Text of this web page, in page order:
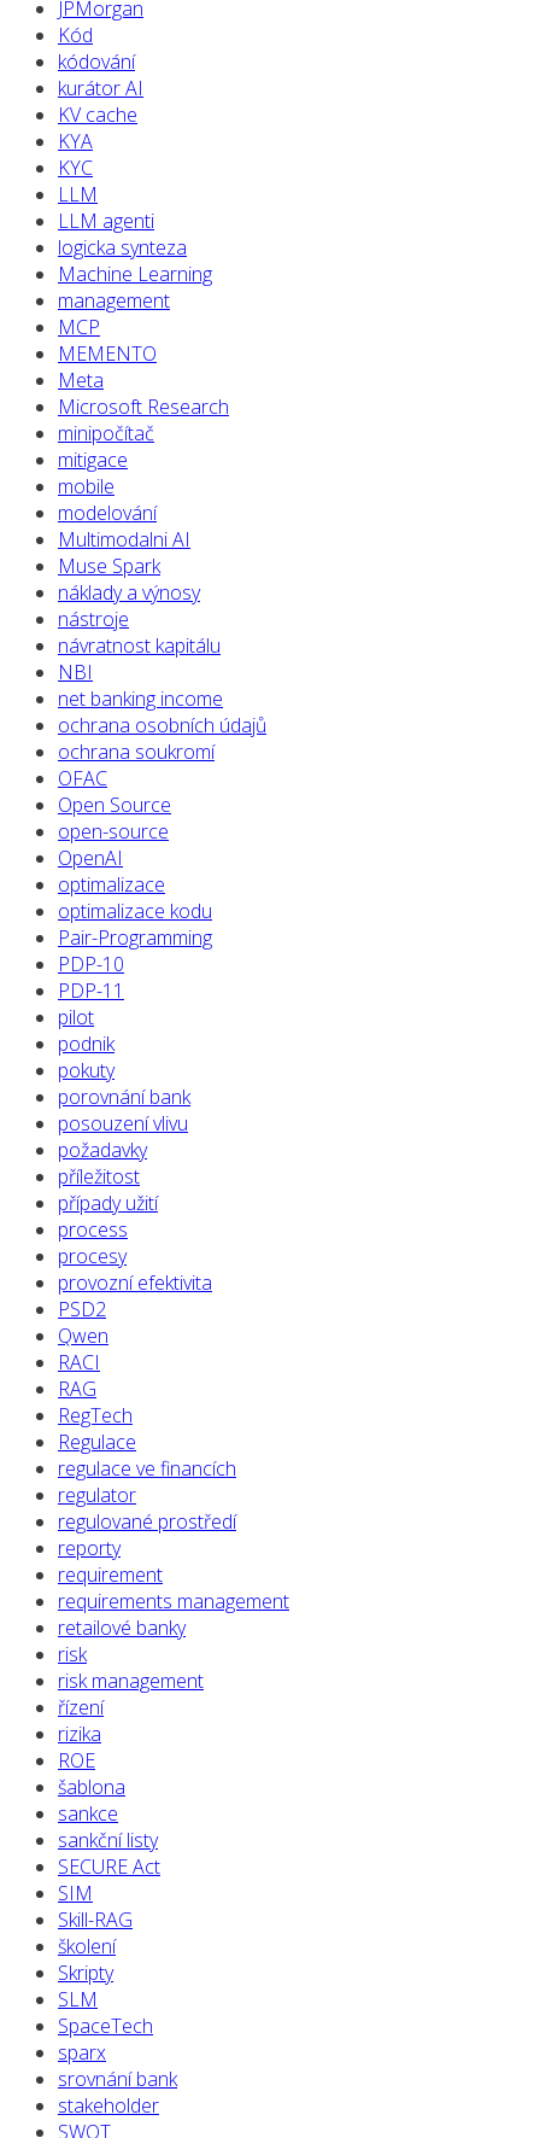
JPMorgan
Kód
kódování
kurátor AI
KV cache
KYA
KYC
LLM
LLM agenti
logicka synteza
Machine Learning
management
MCP
MEMENTO
Meta
Microsoft Research
minipočítač
mitigace
mobile
modelování
Multimodalni AI
Muse Spark
náklady a výnosy
nástroje
návratnost kapitálu
NBI
net banking income
ochrana osobních údajů
ochrana soukromí
OFAC
Open Source
open-source
OpenAI
optimalizace
optimalizace kodu
Pair-Programming
PDP-10
PDP-11
pilot
podnik
pokuty
porovnání bank
posouzení vlivu
požadavky
příležitost
případy užití
process
procesy
provozní efektivita
PSD2
Qwen
RACI
RAG
RegTech
Regulace
regulace ve financích
regulator
regulované prostředí
reporty
requirement
requirements management
retailové banky
risk
risk management
řízení
rizika
ROE
šablona
sankce
sankční listy
SECURE Act
SIM
Skill-RAG
školení
Skripty
SLM
SpaceTech
sparx
srovnání bank
stakeholder
SWOT